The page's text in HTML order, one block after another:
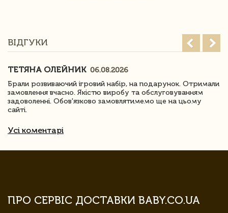
ВІДГУКИ
ТЕТЯНА ОЛЕЙНИК 06.08.2026
Брали розвиваючий ігровий набір, на подарунок. Отримали
замовлення вчасно. Якістю виробу та обслуговуванням
задоволенні. Обов'язково замовлятимемо ще на цьому
сайті.
Усі коментарі
ПРО СЕРВІС ДОСТАВКИ BABY.CO.UA